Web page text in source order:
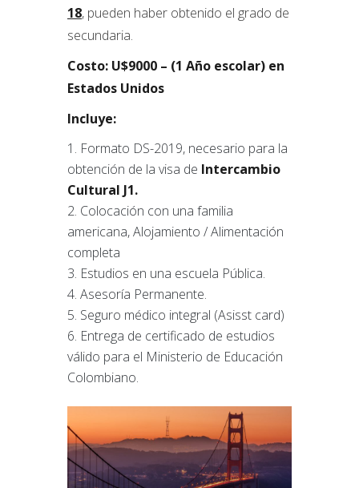
18, pueden haber obtenido el grado de
secundaria.
Costo: U$9000 – (1 Año escolar) en
Estados Unidos
Incluye:
Formato DS-2019, necesario para la
obtención de la visa de Intercambio
Cultural J1.
Colocación con una familia
americana, Alojamiento / Alimentación
completa
Estudios en una escuela Pública.
Asesoría Permanente.
Seguro médico integral (Asisst card)
Entrega de certificado de estudios
válido para el Ministerio de Educación
Colombiano.